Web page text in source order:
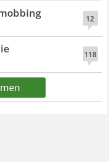
12
118